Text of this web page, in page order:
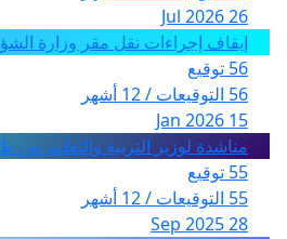
26 Jul 2026
إيقاف إجراءات نقل مقر وزارة
56 توقيع
56 التوقيعات / 12 أشهر
15 Jan 2026
مناشدة لوزير التربية والتعليم من
55 توقيع
55 التوقيعات / 12 أشهر
28 Sep 2025